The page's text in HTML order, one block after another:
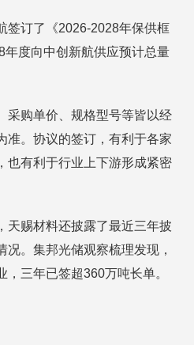
签订了《2026-2028年保供框
度向中创新航供应预计总量
采购单价、规格型号等皆以经
准。协议的签订，有利于各家
也有利于行业上下游形成紧密
天赐材料还披露了最近三年披
况。集邦光储观察梳理发现，
三年已签超360万吨长单。